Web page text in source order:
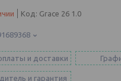
Код: Grace 26 1.0
и доставки
и гарантия